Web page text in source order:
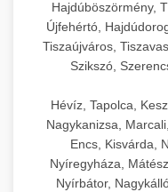
Hajdúböszörmény,
Újfehértó,
Tiszaújváros,
Szikszó,
Hévíz, Tapolca,
Nagykanizsa,
Encs, Kisvárda,
Nyíregyháza,
Nyírbátor,